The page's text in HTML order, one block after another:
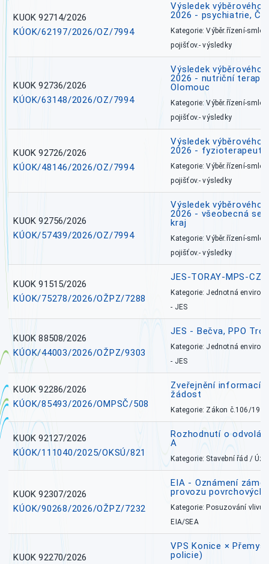
KUOK 92714/2026
KÚOK/62197/2026/OZ/7994
Výsledek výběrového
2026 - psychiatrie,
Kategorie: Výběr.řízení-
pojišťov.- výsledky
KUOK 92736/2026
KÚOK/63148/2026/OZ/7994
Výsledek výběrového
2026 - nutriční
Olomouc
Kategorie: Výběr.řízení-
pojišťov.- výsledky
KUOK 92726/2026
KÚOK/48146/2026/OZ/7994
Výsledek výběrového
2026 - fyzioterapeut,
Kategorie: Výběr.řízení-
pojišťov.- výsledky
KUOK 92756/2026
KÚOK/57439/2026/OZ/7994
Výsledek výběrového
2026 - všeobecná
kraj
Kategorie: Výběr.řízení-
pojišťov.- výsledky
KUOK 91515/2026
KÚOK/75278/2026/OŽPZ/7288
JES-TORAY-MPS-CZ
Kategorie: Jednotná
- JES
KUOK 88508/2026
KÚOK/44003/2026/OŽPZ/9303
JES - Bečva, PPO
Kategorie: Jednotná
- JES
KUOK 92286/2026
KÚOK/85493/2026/OMPSČ/508
Zveřejnění informací
žádost
Kategorie: Zákon č.106/1999
KUOK 92127/2026
KÚOK/111040/2025/OKSÚ/821
Rozhodnutí o
A
Kategorie: Stavební řád /
KUOK 92307/2026
KÚOK/90268/2026/OŽPZ/7232
EIA - Oznámení
provozu povrchových
Kategorie: Posuzování vlivů
EIA/SEA
KUOK 92270/2026
VPS Konice ×
policie)